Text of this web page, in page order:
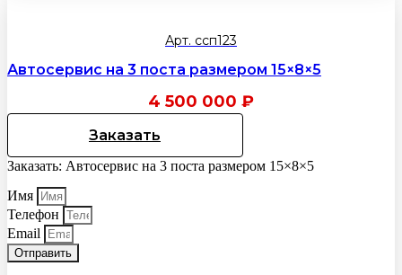
Арт. ссп123
Автосервис на 3 поста размером 15×8×5
4 500 000 ₽
Заказать
Заказать: Автосервис на 3 поста размером 15×8×5
Имя
Телефон
Email
Отправить